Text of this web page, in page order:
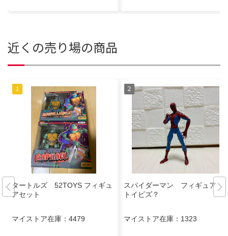
近くの売り場の商品
タートルズ 52TOYS フィギュ
アセット
マイストア在庫： 4479
スパイダーマン フィギュア
トイビズ？
マイストア在庫： 1323